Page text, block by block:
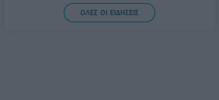
ΟΛΕΣ ΟΙ ΕΙΔΗΣΕΙΣ